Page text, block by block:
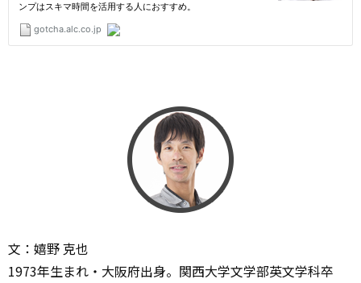
文：嬉野 克也
1973年生まれ・大阪府出身。関西大学文学部英文学科卒